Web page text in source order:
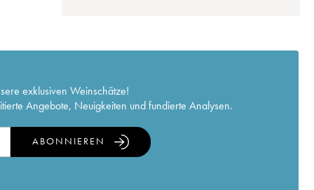
exklusiven Weinschätze!
Angebote, Neuigkeiten und fundierte Analysen.
ABONNIEREN